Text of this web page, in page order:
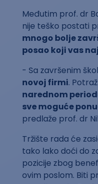
Međutim prof. dr
nije teško postati
mnogo bolje
posao koji vas
- Sa završenim
novoj firmi.
narednom
sve moguće
predlaže prof. dr
Tržište rada će
tako lako doći do
pozicije zbog
ovim poslom. Biti